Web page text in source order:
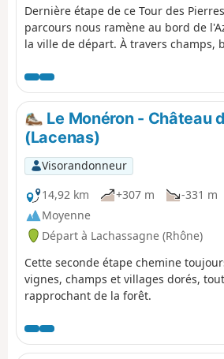
Dernière étape de ce Tour des
parcours nous ramène au bord de
la ville de départ. À travers champs,
village doré de Charnay,
Le Monéron - Château
(Lacenas)
Visorandonneur
14,92 km
+307 m -331 m
Moyenne
Départ à Lachassagne (Rhône)
Cette seconde étape chemine
vignes, champs et villages dorés,
rapprochant de la forêt.